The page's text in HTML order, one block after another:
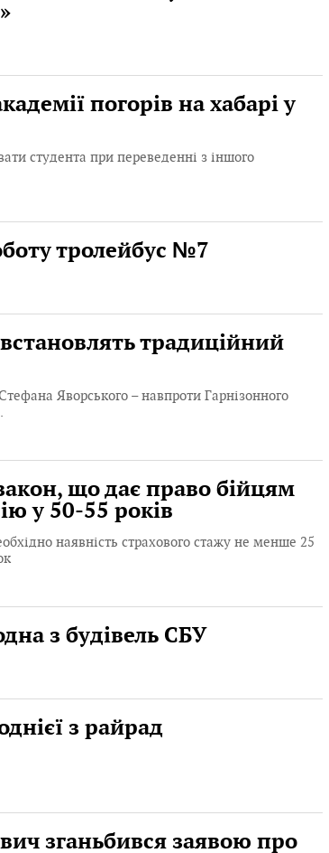
погорів на хабарі у
студента при переведенні з іншого
тролейбус №7
традиційний
Яворського – навпроти Гарнізонного
що дає право бійцям
у 50-55 років
наявність страхового стажу не менше 25
з будівель СБУ
з райрад
зганьбився заявою про